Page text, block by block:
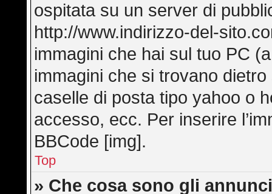
ospitata su un server di
http://www.indirizzo-del-
immagini che hai sul tuo PC
immagini che si trovano
caselle di posta tipo yahoo o
accesso, ecc. Per inserire
BBCode [img].
Top
» Che cosa sono gli